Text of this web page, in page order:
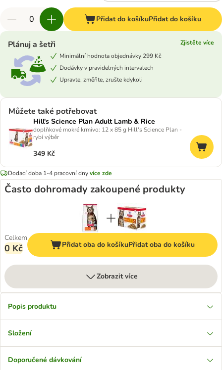
Přidat do košíkuPřidat do košíku
Plánuj a šetři
Zjistěte více
Minimální hodnota objednávky 299 Kč
Dodávky v pravidelných intervalech
Upravte, změňte, zrušte kdykoli
Můžete také potřebovat
Hill's Science Plan Adult Lamb & Rice
doplňkové mokré krmivo: 12 x 85 g Hill's Science Plan -
rybí výběr
349 Kč
Dodací doba 1-4 pracovní dnyvíce zde
Často dohromady zakoupené produkty
Celkem
0 Kč Přidat oba do košíkuPřidat oba do košíku
Zobrazit více
Popis produktu
Složení
Doporučené dávkování